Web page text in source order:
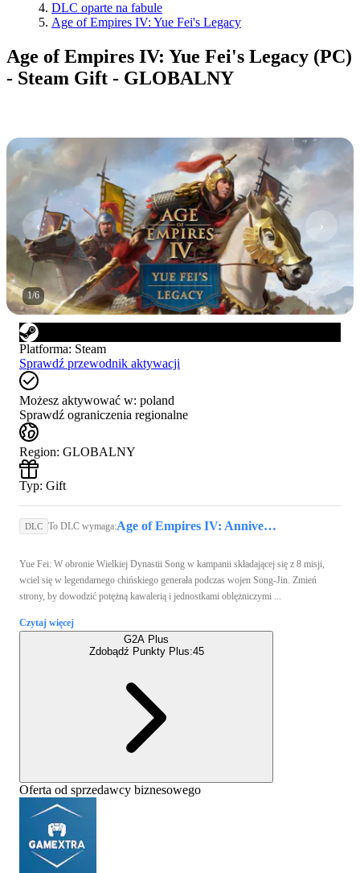
DLC oparte na fabule
Age of Empires IV: Yue Fei's Legacy
Age of Empires IV: Yue Fei's Legacy (PC)
- Steam Gift - GLOBALNY
1/6
Platforma: Steam
Sprawdź przewodnik aktywacji
Możesz aktywować w: poland
Sprawdź ograniczenia regionalne
Region: GLOBALNY
Typ: Gift
DLC To DLC wymaga: Age of Empires IV: Anniversary Edition (PC) - Steam Key - GLOBAL
Yue Fei: W obronie Wielkiej Dynastii Song w kampanii składającej się z 8 misji,
wciel się w legendarnego chińskiego generała podczas wojen Song-Jin. Zmień
strony, by dowodzić potężną kawalerią i jednostkami oblężniczymi ...
Czytaj więcej
G2A Plus
Zdobądź Punkty Plus:45
Oferta od sprzedawcy biznesowego